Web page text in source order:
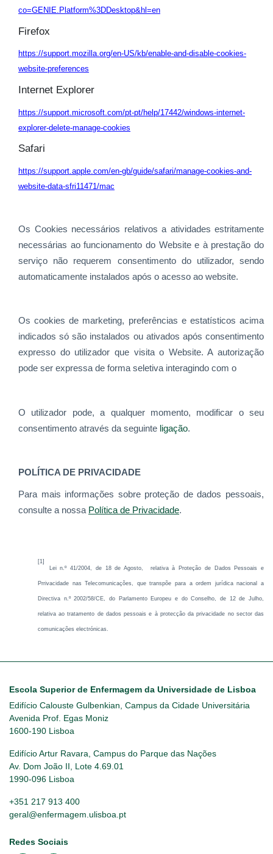
co=GENIE.Platform%3DDesktop&hl=en
Firefox
https://support.mozilla.org/en-US/kb/enable-and-disable-cookies-
website-preferences
Internet Explorer
https://support.microsoft.com/pt-pt/help/17442/windows-internet-
explorer-delete-manage-cookies
Safari
https://support.apple.com/en-gb/guide/safari/manage-cookies-and-
website-data-sfri11471/mac
Os Cookies necessários relativos a atividades estritamente
necessárias ao funcionamento do Website e à prestação do
serviço não requerem consentimento do utilizador, sendo
automaticamente instalados após o acesso ao website.
Os cookies de marketing, preferências e estatísticos acima
indicados só são instalados ou ativados após consentimento
expresso do utilizador que visita o Website. A autorização
pode ser expressa de forma seletiva interagindo com o
O utilizador pode, a qualquer momento, modificar o seu
consentimento através da seguinte ligação.
POLÍTICA DE PRIVACIDADE
Para mais informações sobre proteção de dados pessoais,
consulte a nossa Política de Privacidade.
[1]
Lei n.º 41/2004, de 18 de Agosto, relativa à Proteção de Dados Pessoais e
Prrivacidade nas Telecomunicações, que transpõe para a ordem jurídica nacional a
Directiva n.º 2002/58/CE, do Parlamento Europeu e do Conselho, de 12 de Julho,
relativa ao tratamento de dados pessoais e à protecção da privacidade no sector das
comunicações electrónicas.
Escola Superior de Enfermagem da Universidade de Lisboa
Edifício Calouste Gulbenkian, Campus da Cidade Universitária
Avenida Prof. Egas Moniz
1600-190 Lisboa
Edifício Artur Ravara, Campus do Parque das Nações
Av. Dom João II, Lote 4.69.01
1990-096 Lisboa
+351 217 913 400
geral@enfermagem.ulisboa.pt
Redes Sociais